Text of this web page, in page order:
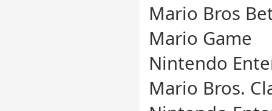
Mario Bros
Mario Game
Nintendo
Mario Bros.